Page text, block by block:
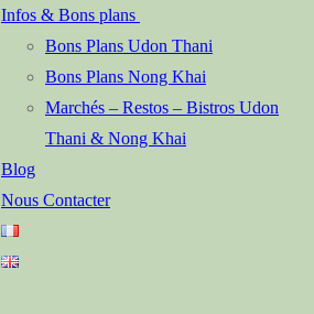
Infos & Bons plans
Bons Plans Udon Thani
Bons Plans Nong Khai
Marchés – Restos – Bistros Udon
Thani & Nong Khai
Blog
Nous Contacter